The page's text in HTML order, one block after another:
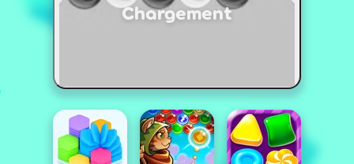
Chargement